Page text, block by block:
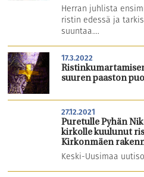
Herran juhlista
ristin edessä ja
suuntaa....
17.3.2022
suuren paaston
27.12.2021
Puretulle Pyhän
kirkolle kuulunut
Kirkonmäen
Keski-Uusimaa